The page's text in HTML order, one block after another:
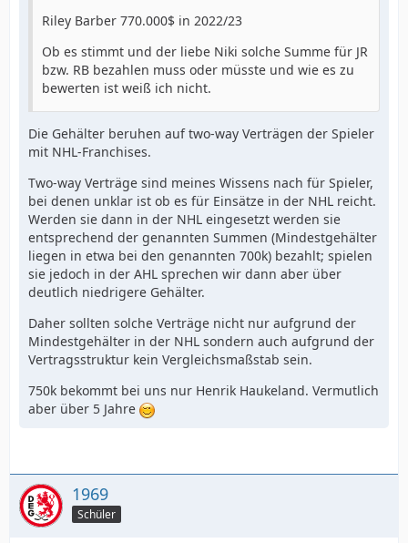
Riley Barber 770.000$ in 2022/23
Ob es stimmt und der liebe Niki solche Summe für JR
bzw. RB bezahlen muss oder müsste und wie es zu
bewerten ist weiß ich nicht.
Die Gehälter beruhen auf two-way Verträgen der Spieler
mit NHL-Franchises.
Two-way Verträge sind meines Wissens nach für Spieler,
bei denen unklar ist ob es für Einsätze in der NHL reicht.
Werden sie dann in der NHL eingesetzt werden sie
entsprechend der genannten Summen (Mindestgehälter
liegen in etwa bei den genannten 700k) bezahlt; spielen
sie jedoch in der AHL sprechen wir dann aber über
deutlich niedrigere Gehälter.
Daher sollten solche Verträge nicht nur aufgrund der
Mindestgehälter in der NHL sondern auch aufgrund der
Vertragsstruktur kein Vergleichsmaßstab sein.
750k bekommt bei uns nur Henrik Haukeland. Vermutlich
aber über 5 Jahre
1969
Schüler